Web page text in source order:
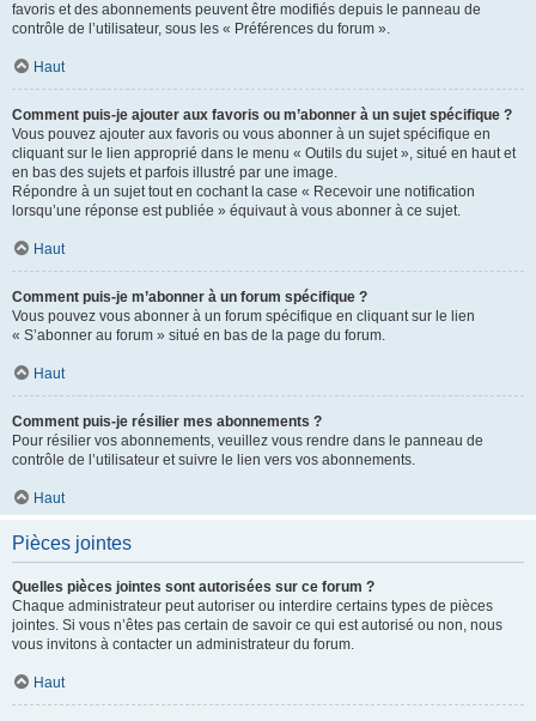
favoris et des abonnements peuvent être modifiés depuis le panneau de
contrôle de l’utilisateur, sous les « Préférences du forum ».
Haut
Comment puis-je ajouter aux favoris ou m’abonner à un sujet spécifique ?
Vous pouvez ajouter aux favoris ou vous abonner à un sujet spécifique en
cliquant sur le lien approprié dans le menu « Outils du sujet », situé en haut et
en bas des sujets et parfois illustré par une image.
Répondre à un sujet tout en cochant la case « Recevoir une notification
lorsqu’une réponse est publiée » équivaut à vous abonner à ce sujet.
Haut
Comment puis-je m’abonner à un forum spécifique ?
Vous pouvez vous abonner à un forum spécifique en cliquant sur le lien
« S’abonner au forum » situé en bas de la page du forum.
Haut
Comment puis-je résilier mes abonnements ?
Pour résilier vos abonnements, veuillez vous rendre dans le panneau de
contrôle de l’utilisateur et suivre le lien vers vos abonnements.
Haut
Pièces jointes
Quelles pièces jointes sont autorisées sur ce forum ?
Chaque administrateur peut autoriser ou interdire certains types de pièces
jointes. Si vous n’êtes pas certain de savoir ce qui est autorisé ou non, nous
vous invitons à contacter un administrateur du forum.
Haut